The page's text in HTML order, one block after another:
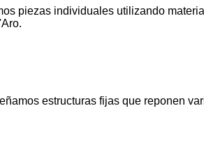
piezas individuales utilizando
estructuras fijas que reponen